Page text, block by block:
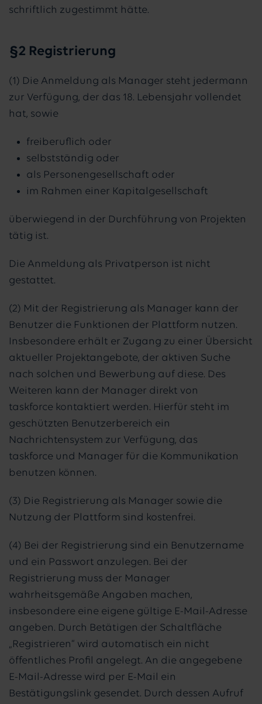
schriftlich zugestimmt hätte.
§2 Registrierung
(1) Die Anmeldung als Manager steht jedermann
zur Verfügung, der das 18. Lebensjahr vollendet
hat, sowie
freiberuflich oder
selbstständig oder
als Personengesellschaft oder
im Rahmen einer Kapitalgesellschaft
überwiegend in der Durchführung von Projekten
tätig ist.
Die Anmeldung als Privatperson ist nicht
gestattet.
(2) Mit der Registrierung als Manager kann der
Benutzer die Funktionen der Plattform nutzen.
Insbesondere erhält er Zugang zu einer Übersicht
aktueller Projektangebote, der aktiven Suche
nach solchen und Bewerbung auf diese. Des
Weiteren kann der Manager direkt von
taskforce kontaktiert werden. Hierfür steht im
geschützten Benutzerbereich ein
Nachrichtensystem zur Verfügung, das
taskforce und Manager für die Kommunikation
benutzen können.
(3) Die Registrierung als Manager sowie die
Nutzung der Plattform sind kostenfrei.
(4) Bei der Registrierung sind ein Benutzername
und ein Passwort anzulegen. Bei der
Registrierung muss der Manager
wahrheitsgemäße Angaben machen,
insbesondere eine eigene gültige E-Mail-Adresse
angeben. Durch Betätigen der Schaltfläche
„Registrieren“ wird automatisch ein nicht
öffentliches Profil angelegt. An die angegebene
E-Mail-Adresse wird per E-Mail ein
Bestätigungslink gesendet. Durch dessen Aufruf